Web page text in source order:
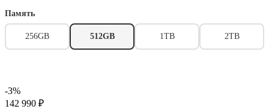
Память
256GB 512GB 1TB 2TB
-3%
142 990 ₽